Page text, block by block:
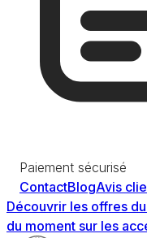
Paiement sécurisé
ContactBlogAvis
Découvrir les offres
du moment sur les